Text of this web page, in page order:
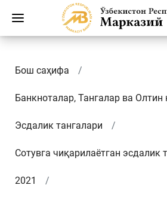
Бош саҳифа
Банкноталар, Тангалар ва
Эсдалик тангалари
Сотувга чиқарилаётган эсдалик
2021